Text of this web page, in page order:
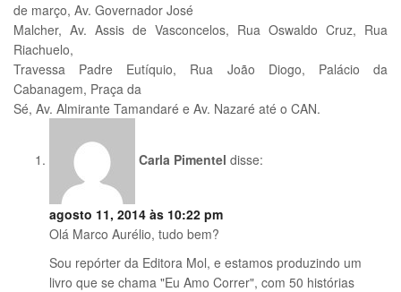
de março, Av. Governador José
Malcher, Av. Assis de Vasconcelos, Rua Oswaldo Cruz, Rua
Riachuelo,
Travessa Padre Eutíquio, Rua João Diogo, Palácio da
Cabanagem, Praça da
Sé, Av. Almirante Tamandaré e Av. Nazaré até o CAN.
Carla Pimentel disse:
agosto 11, 2014 às 10:22 pm
Olá Marco Aurélio, tudo bem?
Sou repórter da Editora Mol, e estamos produzindo um
livro que se chama "Eu Amo Correr", com 50 histórias